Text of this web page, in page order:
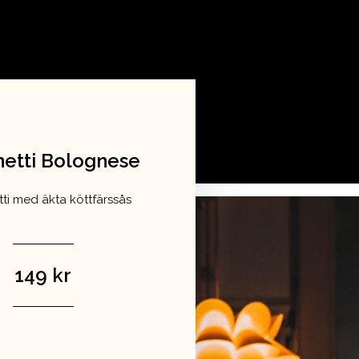
Bolognese
med äkta köttfärssås
149 kr